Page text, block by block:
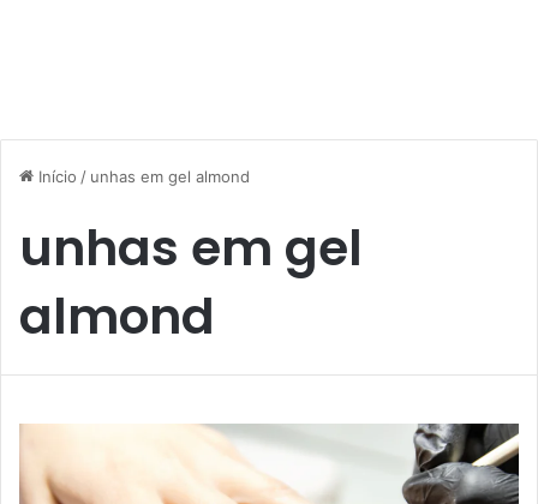
Início / unhas em gel almond
unhas em gel
almond